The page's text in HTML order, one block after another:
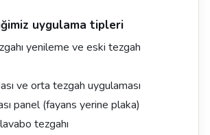
uygulama tipleri
yenileme ve eski tezgah
ve orta tezgah uygulaması
panel (fayans yerine plaka)
tezgahı